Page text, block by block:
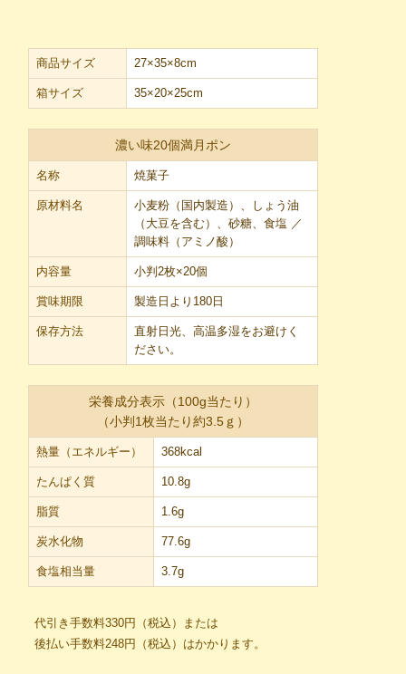
商品サイズ 27×35×8cm
箱サイズ 35×20×25cm
濃い味20個満月ポン
名称 焼菓子
原材料名
小麦粉（国内製造）、しょう油
（大豆を含む）、砂糖、食塩 ／
調味料（アミノ酸）
内容量 小判2枚×20個
賞味期限 製造日より180日
保存方法
直射日光、高温多湿をお避けく
ださい。
栄養成分表示（100g当たり）
（小判1枚当たり約3.5ｇ）
熱量（エネルギー） 368kcal
たんぱく質 10.8g
脂質 1.6g
炭水化物 77.6g
食塩相当量 3.7g
代引き手数料330円（税込）または
後払い手数料248円（税込）はかかります。